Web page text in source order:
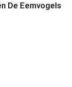
De Eemvogels